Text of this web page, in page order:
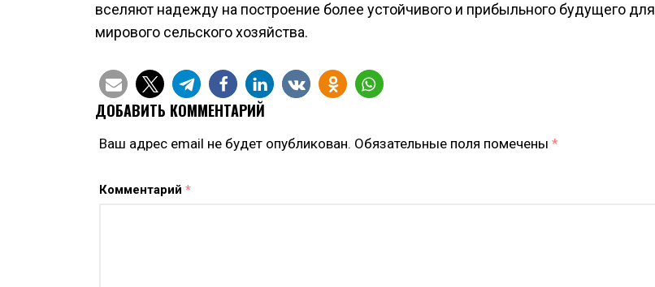
вселяют надежду на построение более устойчивого и прибыльного будущего для
мирового сельского хозяйства.
ДОБАВИТЬ КОММЕНТАРИЙ
Ваш адрес email не будет опубликован. Обязательные поля помечены *
Комментарий *